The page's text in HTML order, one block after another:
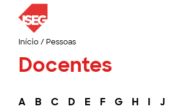
Início/ Pessoas
Docentes
A B C D E F G H I J